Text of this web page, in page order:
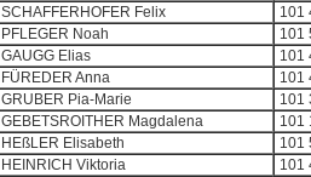
SCHAFFERHOFER Felix
101
PFLEGER Noah
101
GAUGG Elias
101
FÜREDER Anna
101
GRUBER Pia-Marie
101
GEBETSROITHER Magdalena
101
HEßLER Elisabeth
101
HEINRICH Viktoria 101